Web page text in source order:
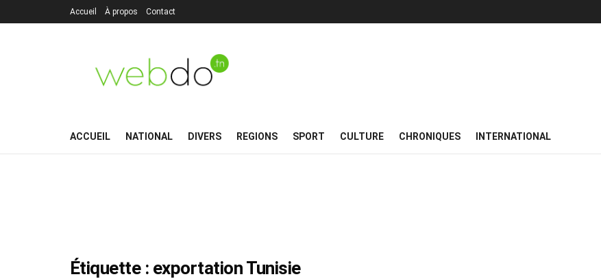
Accueil À propos Contact
ACCUEIL NATIONAL DIVERS REGIONS SPORT CULTURE CHRONIQUES INTERNATIONAL
Étiquette : exportation Tunisie